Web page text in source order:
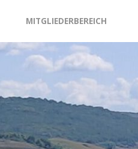
MITGLIEDERBEREICH